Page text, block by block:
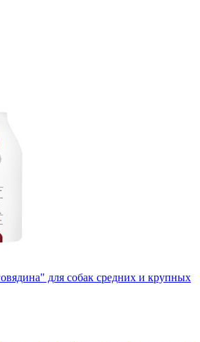
для собак средних и крупных